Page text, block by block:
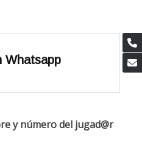
Whatsapp
y número del jugad@r